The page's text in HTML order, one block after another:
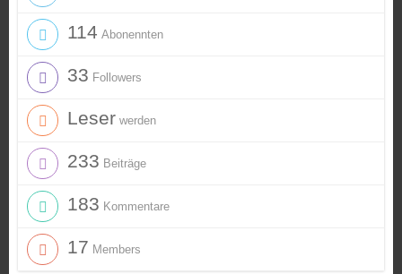
114 Abonennten
33 Followers
Leser werden
233 Beiträge
183 Kommentare
17 Members